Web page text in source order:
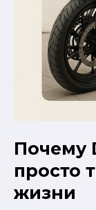
Почему
просто
жизни